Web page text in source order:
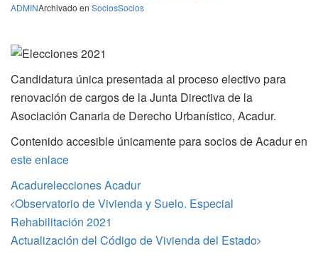
ADMINArchivado en SociosSocios
Candidatura única presentada al proceso electivo para
renovación de cargos de la Junta Directiva de la
Asociación Canaria de Derecho Urbanístico, Acadur.
Contenido accesible únicamente para socios de Acadur en
este enlace
Acadurelecciones Acadur
Navegación
de
entradas
Observatorio de Vivienda y Suelo. Especial
Rehabilitación 2021
Actualización del Código de Vivienda del Estado